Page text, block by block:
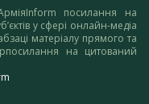
посилання на
у сфері онлайн-медіа
матеріалу прямого та
на цитований